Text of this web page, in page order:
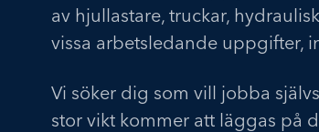
av hjullastare, truckar,
vissa arbetsledande uppgifter,
Vi söker dig som vill jobba
stor vikt kommer att läggas på